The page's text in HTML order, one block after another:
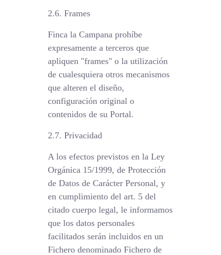
2.6. Frames
Finca la Campana prohíbe
expresamente a terceros que
apliquen "frames" o la utilización
de cualesquiera otros mecanismos
que alteren el diseño,
configuración original o
contenidos de su Portal.
2.7. Privacidad
A los efectos previstos en la Ley
Orgánica 15/1999, de Protección
de Datos de Carácter Personal, y
en cumplimiento del art. 5 del
citado cuerpo legal, le informamos
que los datos personales
facilitados serán incluidos en un
Fichero denominado Fichero de